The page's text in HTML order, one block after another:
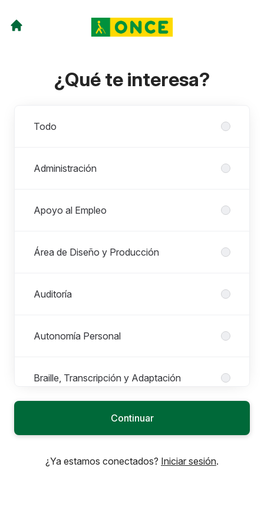
¿Qué te interesa?
Todo
Administración
Apoyo al Empleo
Área de Diseño y Producción
Auditoría
Autonomía Personal
Braille, Transcripción y Adaptación
Comercial, Ventas y/o Juego
Continuar
¿Ya estamos conectados? Iniciar sesión.